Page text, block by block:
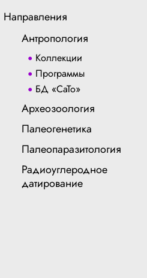
Направления
Антропология
Коллекции
Программы
БД «СаТо»
Археозоология
Палеогенетика
Палеопаразитология
Радиоуглеродное
датирование